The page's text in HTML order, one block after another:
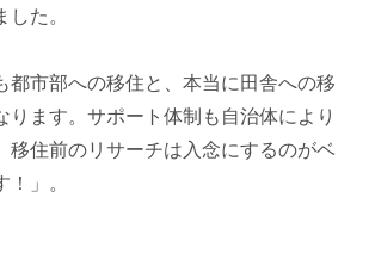
た。
都市部への移住と、本当に田舎への移
ります。サポート体制も自治体により
移住前のリサーチは入念にするのがベ
」。